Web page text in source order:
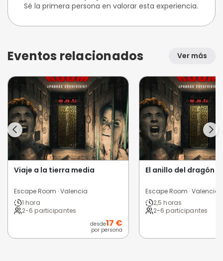
Sé la primera persona en valorar esta experiencia.
Eventos relacionados Ver más
Viaje a la tierra media
Escape Room · Valencia
1 hora
2-6 participantes
desde17 €
por persona
El anillo del dragón
Escape Room · Valencia
2,5 horas
2-6 participantes